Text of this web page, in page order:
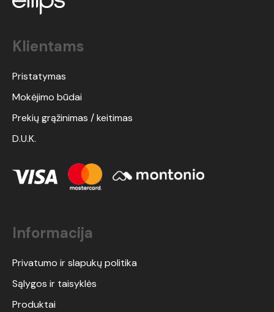
Klientams
Pristatymas
Mokėjimo būdai
Prekių grąžinimas / keitimas
D.U.K.
Informacija
Privatumo ir slapukų politika
Sąlygos ir taisyklės
Produktai